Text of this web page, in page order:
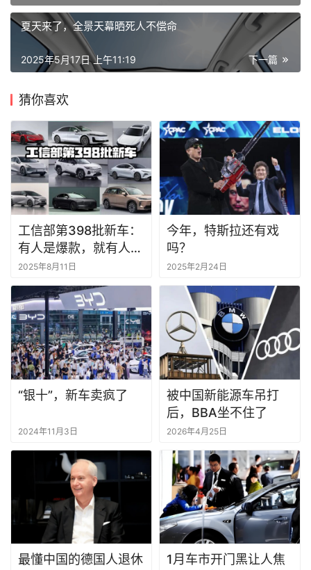
夏天来了，全景天幕晒死人不偿命
下一篇
2025年5月17日 上午11:19
猜你喜欢
工信部第398批新车：
有人是爆款，就有人注
定是炮灰
2025年8月11日
今年，特斯拉还有戏
吗？
2025年2月24日
“银十”，新车卖疯了
2024年11月3日
被中国新能源车吊打
后，BBA坐不住了
2026年4月25日
最懂中国的德国人退休
1月车市开门黑让人焦